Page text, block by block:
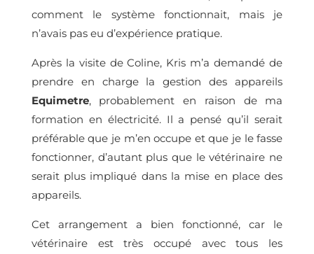
comment le système fonctionnait, mais je
n’avais pas eu d’expérience pratique.
Après la visite de Coline, Kris m’a demandé de
prendre en charge la gestion des appareils
Equimetre, probablement en raison de ma
formation en électricité. Il a pensé qu’il serait
préférable que je m’en occupe et que je le fasse
fonctionner, d’autant plus que le vétérinaire ne
serait plus impliqué dans la mise en place des
appareils.
Cet arrangement a bien fonctionné, car le
vétérinaire est très occupé avec tous les